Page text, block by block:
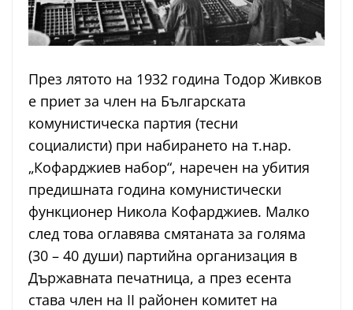
През лятото на 1932 година Тодор Живков
е приет за член на Българската
комунистическа партия (тесни
социалисти) при набирането на т.нар.
„Кофарджиев набор“, наречен на убития
предишната година комунистически
функционер Никола Кофарджиев. Малко
след това оглавява смятаната за голяма
(30 – 40 души) партийна организация в
Държавната печатница, а през есента
става член на II районен комитет на